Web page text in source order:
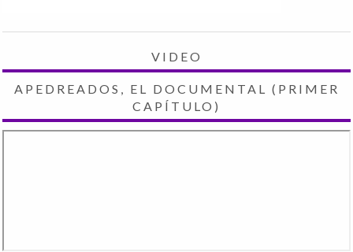
VIDEO
APEDREADOS, EL DOCUMENTAL (PRIMER
CAPÍTULO)